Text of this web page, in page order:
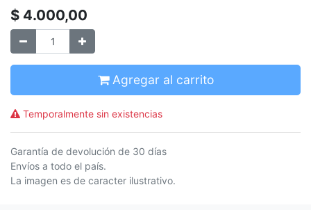
$ 4.000,00
Agregar al carrito
Temporalmente sin existencias
Garantía de devolución de 30 días
Envíos a todo el país.
La imagen es de caracter ilustrativo.